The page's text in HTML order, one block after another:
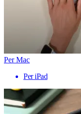
Per Mac
Per iPad